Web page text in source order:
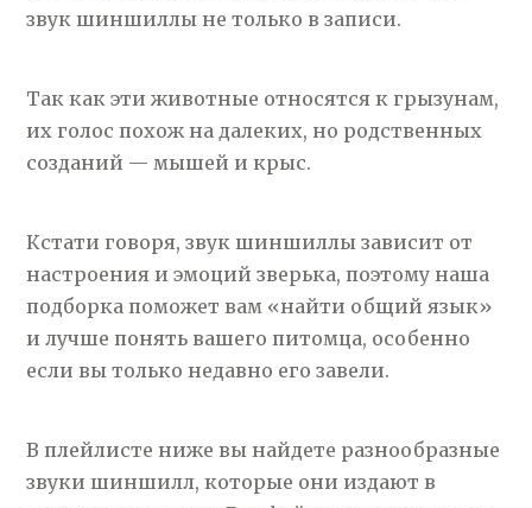
звук шиншиллы не только в записи.
Так как эти животные относятся к грызунам,
их голос похож на далеких, но родственных
созданий — мышей и крыс.
Кстати говоря, звук шиншиллы зависит от
настроения и эмоций зверька, поэтому наша
подборка поможет вам «найти общий язык»
и лучше понять вашего питомца, особенно
если вы только недавно его завели.
В плейлисте ниже вы найдете разнообразные
звуки шиншилл, которые они издают в